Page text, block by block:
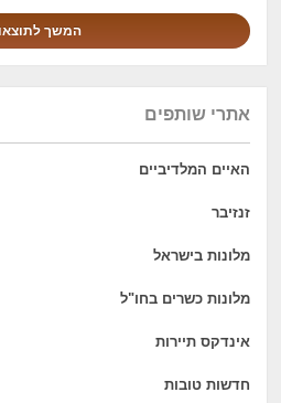
אתרי שותפים
האיים המלדיביים
זנזיבר
מלונות בישראל
מלונות כשרים בחו"ל
אינדקס תיירות
חדשות טובות